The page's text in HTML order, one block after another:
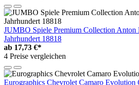
JUMBO Spiele Premium Collection Anton
Jahrhundert 18818
ab 17,73 €*
4 Preise vergleichen
Eurographics Chevrolet Camaro Evolution